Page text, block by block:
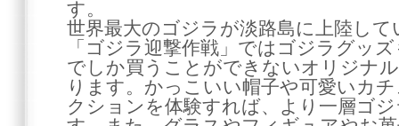
す。
世界最大のゴジラが淡路島に上陸して
「ゴジラ迎撃作戦」ではゴジラグッ
でしか買うことができないオリジナ
ります。かっこいい帽子や可愛いカ
クションを体験すれば、より一層ゴ